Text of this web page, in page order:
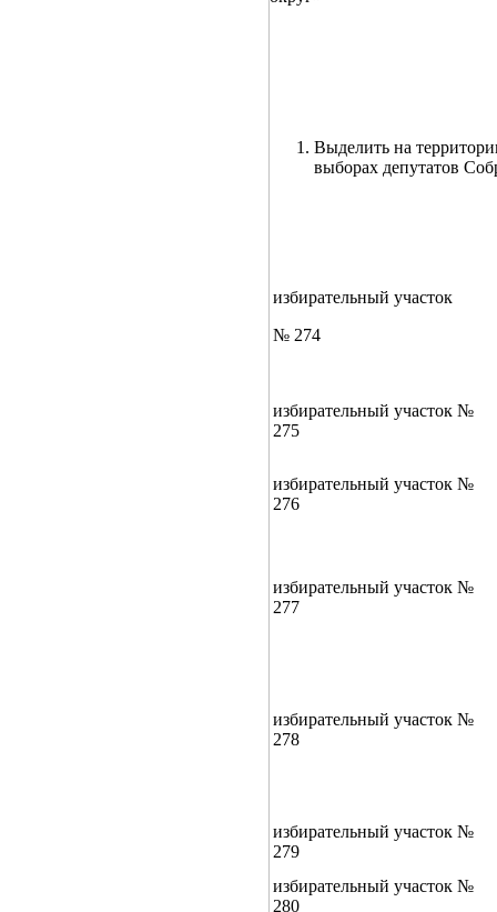
Выделить на
выборах депутатов
избирательный участок
№ 274
избирательный участок №
275
избирательный участок №
276
избирательный участок №
277
избирательный участок №
278
избирательный участок №
279
избирательный участок №
280